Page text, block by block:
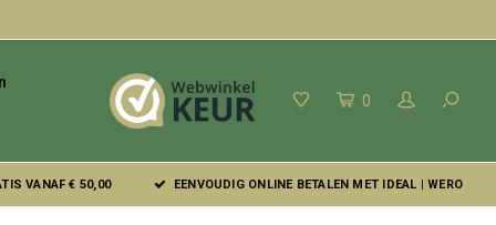
0
VANAF € 50,00 EENVOUDIG ONLINE BETALEN MET IDEAL | WERO